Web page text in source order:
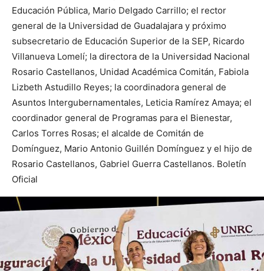
Educación Pública, Mario Delgado Carrillo; el rector
general de la Universidad de Guadalajara y próximo
subsecretario de Educación Superior de la SEP, Ricardo
Villanueva Lomelí; la directora de la Universidad Nacional
Rosario Castellanos, Unidad Académica Comitán, Fabiola
Lizbeth Astudillo Reyes; la coordinadora general de
Asuntos Intergubernamentales, Leticia Ramírez Amaya; el
coordinador general de Programas para el Bienestar,
Carlos Torres Rosas; el alcalde de Comitán de
Domínguez, Mario Antonio Guillén Domínguez y el hijo de
Rosario Castellanos, Gabriel Guerra Castellanos. Boletín
Oficial